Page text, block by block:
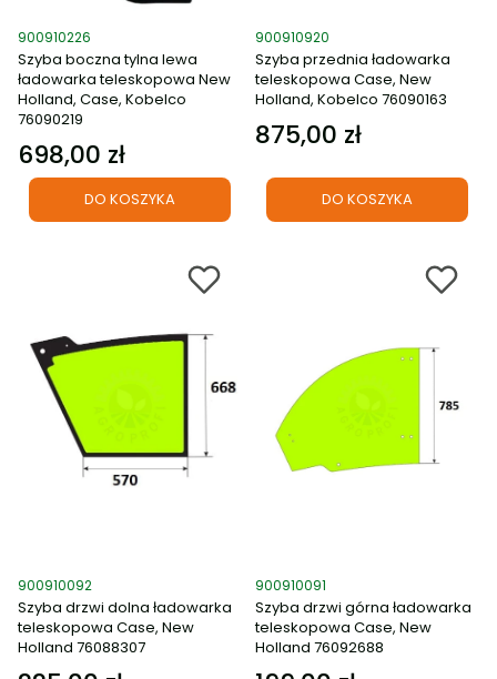
Kod produktu
900910226
Szyba boczna tylna lewa
ładowarka teleskopowa New
Holland, Case, Kobelco
76090219
Cena
698,00 zł
DO KOSZYKA
Kod produktu
900910920
Szyba przednia ładowarka
teleskopowa Case, New
Holland, Kobelco 76090163
Cena
875,00 zł
DO KOSZYKA
Kod produktu
900910092
Szyba drzwi dolna ładowarka
teleskopowa Case, New
Holland 76088307
Kod produktu
900910091
Szyba drzwi górna ładowarka
teleskopowa Case, New
Holland 76092688